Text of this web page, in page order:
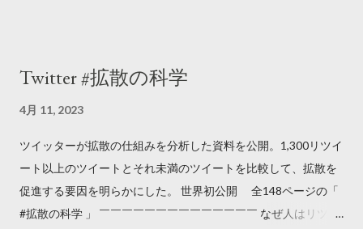
Twitter #拡散の科学
4月 11, 2023
ツイッターが拡散の仕組みを分析した資料を公開。1,300リツイ
ート以上のツイートとそれ未満のツイートを比較して、拡散を
促進する要因を明らかにした。 世界初公開 全148ページの「
#拡散の科学 」 ￣￣￣￣￣￣￣￣￣￣￣￣￣￣ なぜ人はリツイ